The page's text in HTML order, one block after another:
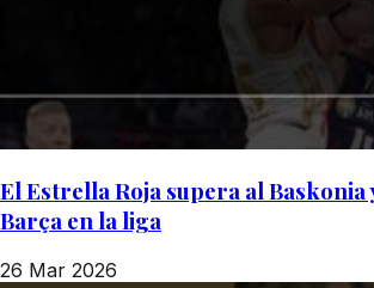
El Estrella Roja supera al Baskonia
Barça en la liga
26 Mar 2026